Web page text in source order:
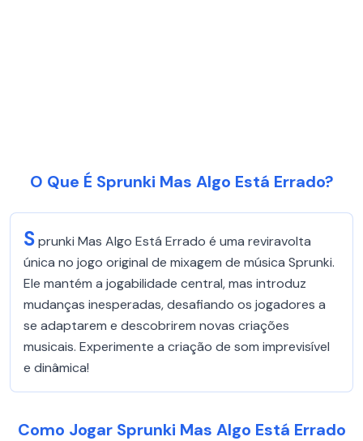
O Que É Sprunki Mas Algo Está Errado?
Sprunki Mas Algo Está Errado é uma reviravolta
única no jogo original de mixagem de música Sprunki.
Ele mantém a jogabilidade central, mas introduz
mudanças inesperadas, desafiando os jogadores a
se adaptarem e descobrirem novas criações
musicais. Experimente a criação de som imprevisível
e dinâmica!
Como Jogar Sprunki Mas Algo Está Errado